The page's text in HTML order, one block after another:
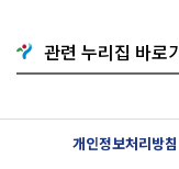
기
G
o
g
l
e
관련 누리집 바로
개인정보처리방침